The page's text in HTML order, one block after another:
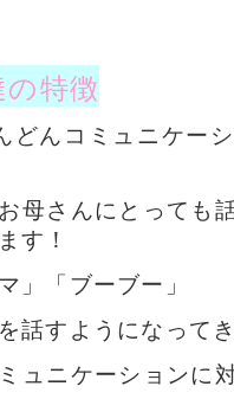
特徴
どんコミュニケー
母さんにとっても
す！
」「ブーブー」
話すようになって
ュニケーションに